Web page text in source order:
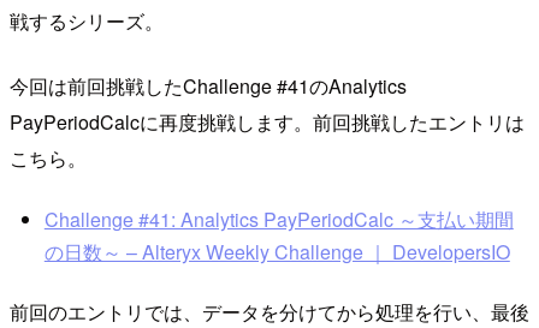
戦するシリーズ。
今回は前回挑戦したChallenge #41のAnalytics
PayPeriodCalcに再度挑戦します。前回挑戦したエントリは
こちら。
Challenge #41: Analytics PayPeriodCalc ～支払い期間
の日数～ – Alteryx Weekly Challenge ｜ DevelopersIO
前回のエントリでは、データを分けてから処理を行い、最後